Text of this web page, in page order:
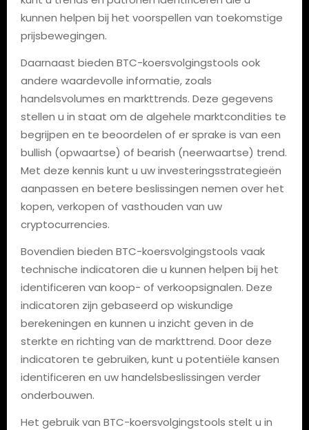
kunnen helpen bij het voorspellen van toekomstige
prijsbewegingen.
Daarnaast bieden BTC-koersvolgingstools ook
andere waardevolle informatie, zoals
handelsvolumes en markttrends. Deze gegevens
stellen u in staat om de algehele marktcondities te
begrijpen en te beoordelen of er sprake is van een
bullish (opwaartse) of bearish (neerwaartse) trend.
Met deze kennis kunt u uw investeringsstrategieën
aanpassen en betere beslissingen nemen over het
kopen, verkopen of vasthouden van uw
cryptocurrencies.
Bovendien bieden BTC-koersvolgingstools vaak
technische indicatoren die u kunnen helpen bij het
identificeren van koop- of verkoopsignalen. Deze
indicatoren zijn gebaseerd op wiskundige
berekeningen en kunnen u inzicht geven in de
sterkte en richting van de markttrend. Door deze
indicatoren te gebruiken, kunt u potentiële kansen
identificeren en uw handelsbeslissingen verder
onderbouwen.
Het gebruik van BTC-koersvolgingstools stelt u in